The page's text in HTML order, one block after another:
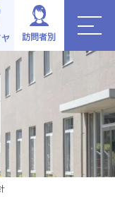
訪問者別